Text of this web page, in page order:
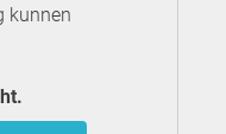
kunnen